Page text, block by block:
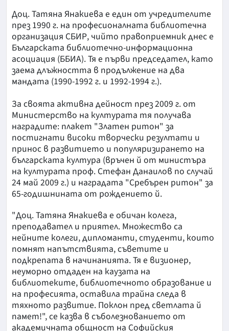
Доц. Татяна Янакиева е един от учредителите
през 1990 г. на професионалната библиотечна
организация СБИР, чийто правоприемник днес е
Българската библиотечно-информационна
асоциация (ББИА). Тя е първи председател, като
заема длъжността в продължение на два
мандата (1990-1992 г. и 1992-1994 г.).
За своята активна дейност през 2009 г. от
Министерство на културата тя получава
наградите: плакет "Златен ритон" за
постигнати високи творчески резултати и
принос в развитието и популяризирането на
българската култура (връчен й от министъра
на културата проф. Стефан Данаилов по случай
24 май 2009 г.) и наградата "Сребърен ритон" за
65-годишнината от рождението й.
"Доц. Татяна Янакиева е обичан колега,
преподавател и приятел. Множество са
нейните колеги, дипломанти, студенти, които
помнят напътствията, съветите и
подкрепата в начинанията. Тя е визионер,
неуморно отдаден на каузата на
библиотеките, библиотечното образование и
на професията, оставила трайна следа в
тяхното развитие. Поклон пред светлата й
памет!", се казва в съболезнованието от
академичната общност на Софийския